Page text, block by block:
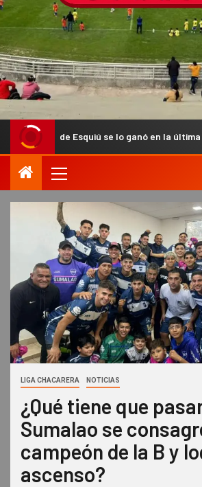
Esquiú se lo ganó en la última a Social
LIGA CHACARERA NOTICIAS
¿Qué tiene que
Sumalao se
campeón de la B y
ascenso?